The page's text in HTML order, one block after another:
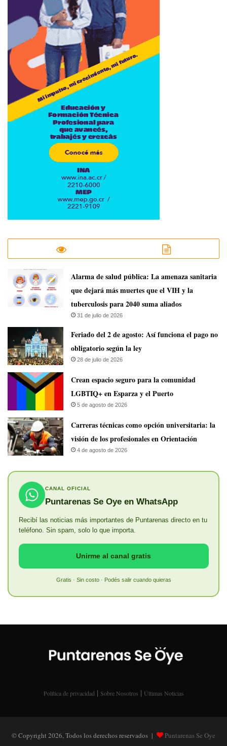
​Alarma de salud pública: La amenaza sanitaria
que dejará más muertes que el VIH y la
tuberculosis para 2040 suma aliados
31 de julio de 2026
Feriado del 2 de agosto: Así funciona el pago no
obligatorio según la ley
28 de julio de 2026
Crean espacio seguro para la comunidad
LGBTIQ+ en Esparza y el Puerto
5 de agosto de 2026
Carreras técnicas como opción universitaria: la
visión de los profesionales en Orientación
4 de agosto de 2026
CANAL OFICIAL
Puntarenas Se Oye en WhatsApp
Recibí las noticias más importantes de Puntarenas directo en tu
teléfono. Sin spam, solo lo que importa.
Unirme al canal gratis
Gratis · Sin costo · Podés salir cuando quieras
Política de privacidad | Sobre Nosotros | Últimas Noticias
© Copyright 2026, Todos los derechos reservados | Puntarenas Se Oye